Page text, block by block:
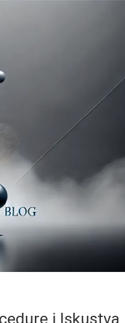
i Iskustva